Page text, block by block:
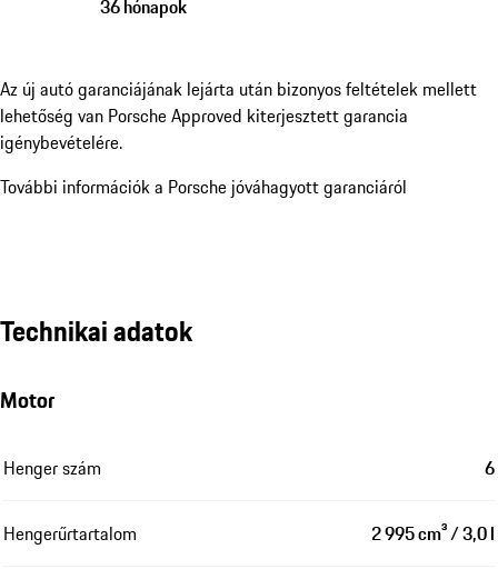
36 hónapok
Az új autó garanciájának lejárta után bizonyos feltételek mellett
lehetőség van Porsche Approved kiterjesztett garancia
igénybevételére.
További információk a Porsche jóváhagyott garanciáról
Technikai adatok
Motor
Henger szám 6
Hengerűrtartalom 2 995 cm³ / 3,0 l